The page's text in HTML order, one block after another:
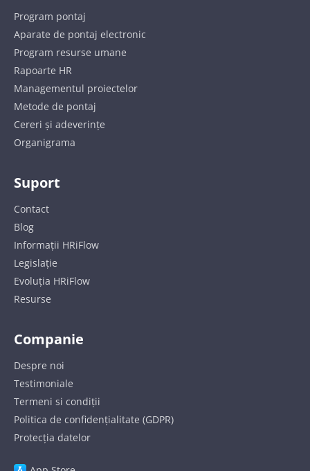
Program pontaj
Aparate de pontaj electronic
Program resurse umane
Rapoarte HR
Managementul proiectelor
Metode de pontaj
Cereri și adeverințe
Organigrama
Suport
Contact
Blog
Informații HRiFlow
Legislație
Evoluția HRiFlow
Resurse
Companie
Despre noi
Testimoniale
Termeni si condiții
Politica de confidențialitate (GDPR)
Protecția datelor